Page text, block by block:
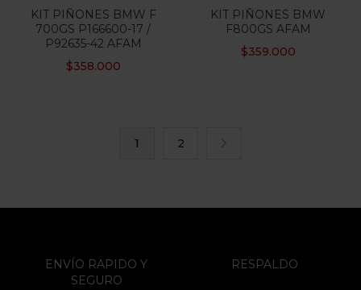
KIT PIÑONES BMW F
700GS P166600-17 /
P92635-42 AFAM
$358.000
KIT PIÑONES BMW
F800GS AFAM
$359.000
1 2
ENVÍO RAPIDO Y
SEGURO
RESPALDO